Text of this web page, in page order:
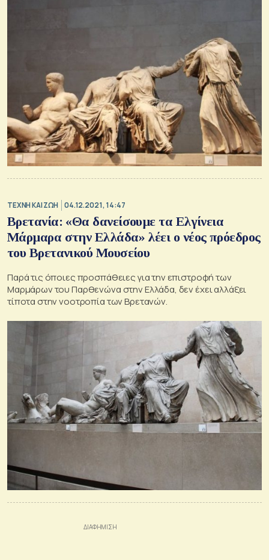
TΕΧΝΗ ΚΑΙ ΖΩΗ 04.12.2021, 14:47
Βρετανία: «Θα δανείσουμε τα Ελγίνεια
Μάρμαρα στην Ελλάδα» λέει ο νέος πρόεδρος
του Βρετανικού Μουσείου
Παρά τις όποιες προσπάθειες για την επιστροφή των
Μαρμάρων του Παρθενώνα στην Ελλάδα, δεν έχει αλλάξει
τίποτα στην νοοτροπία των Βρετανών.